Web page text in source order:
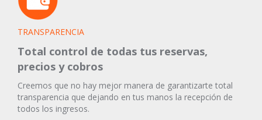
TRANSPARENCIA
Total control de todas tus reservas,
precios y cobros
Creemos que no hay mejor manera de garantizarte total
transparencia que dejando en tus manos la recepción de
todos los ingresos.